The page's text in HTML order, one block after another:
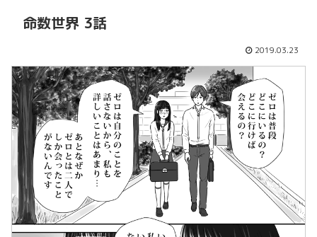
命数世界 3話
2019.03.23